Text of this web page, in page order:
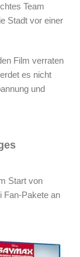
Team
Stadt vor einer
Film verraten
es nicht
und
Start von
Fan-Pakete an